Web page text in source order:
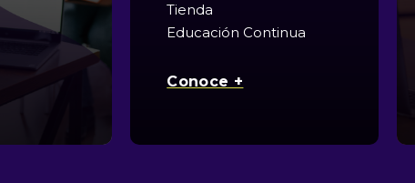
Tienda
Educación Continua
Conoce +